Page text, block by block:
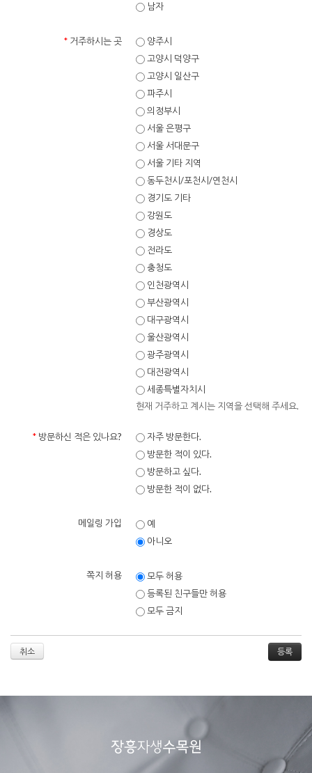
남자
* 거주하시는 곳
양주시
고양시 덕양구
고양시 일산구
파주시
의정부시
서울 은평구
서울 서대문구
서울 기타 지역
동두천시/포천시/연천시
경기도 기타
강원도
경상도
전라도
충청도
인천광역시
부산광역시
대구광역시
울산광역시
광주광역시
대전광역시
세종특별자치시
현재 거주하고 계시는 지역을 선택해 주세요.
* 방문하신 적은 있나요?
자주 방문한다.
방문한 적이 있다.
방문하고 싶다.
방문한 적이 없다.
메일링 가입
예
아니오
쪽지 허용
모두 허용
등록된 친구들만 허용
모두 금지
취소